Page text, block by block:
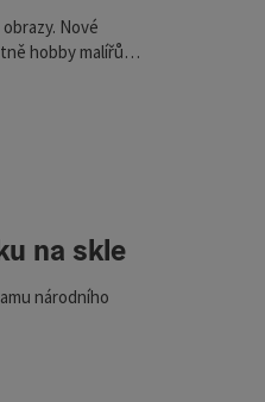
Nové
hobby malířů)
na skle
národního